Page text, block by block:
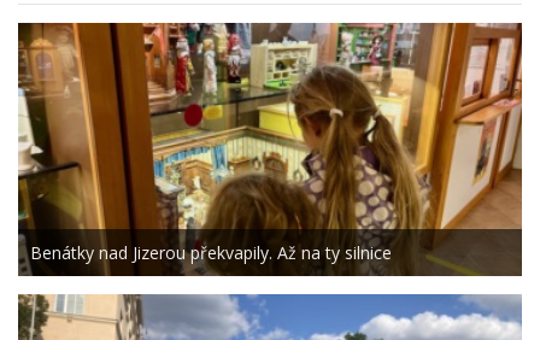
Benátky nad Jizerou překvapily. Až na ty silnice